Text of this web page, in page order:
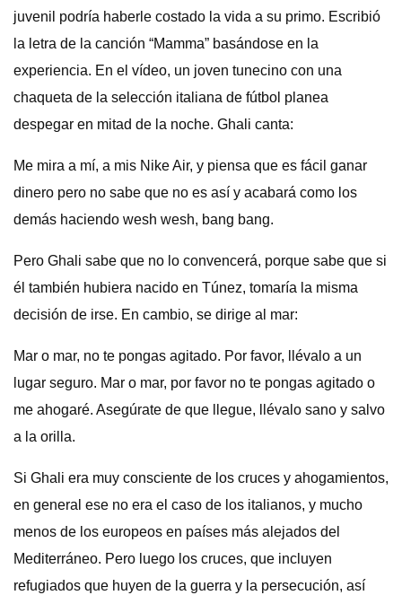
juvenil podría haberle costado la vida a su primo. Escribió
la letra de la canción “Mamma” basándose en la
experiencia. En el vídeo, un joven tunecino con una
chaqueta de la selección italiana de fútbol planea
despegar en mitad de la noche. Ghali canta:
Me mira a mí, a mis Nike Air, y piensa que es fácil ganar
dinero pero no sabe que no es así y acabará como los
demás haciendo wesh wesh, bang bang.
Pero Ghali sabe que no lo convencerá, porque sabe que si
él también hubiera nacido en Túnez, tomaría la misma
decisión de irse. En cambio, se dirige al mar:
Mar o mar, no te pongas agitado. Por favor, llévalo a un
lugar seguro. Mar o mar, por favor no te pongas agitado o
me ahogaré. Asegúrate de que llegue, llévalo sano y salvo
a la orilla.
Si Ghali era muy consciente de los cruces y ahogamientos,
en general ese no era el caso de los italianos, y mucho
menos de los europeos en países más alejados del
Mediterráneo. Pero luego los cruces, que incluyen
refugiados que huyen de la guerra y la persecución, así